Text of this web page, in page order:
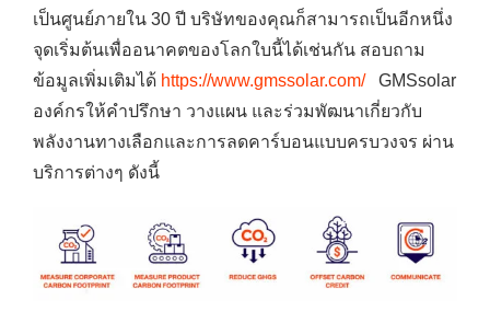
เป็นศูนย์ภายใน 30 ปี บริษัทของคุณก็สามารถเป็นอีกหนึ่ง
จุดเริ่มต้นเพื่ออนาคตของโลกใบนี้ได้เช่นกัน สอบถาม
ข้อมูลเพิ่มเติมได้ https://www.gmssolar.com/GMSsolar
องค์กรให้คำปรึกษา วางแผน และร่วมพัฒนาเกี่ยวกับ
พลังงานทางเลือกและการลดคาร์บอนแบบครบวงจร ผ่าน
บริการต่างๆ ดังนี้